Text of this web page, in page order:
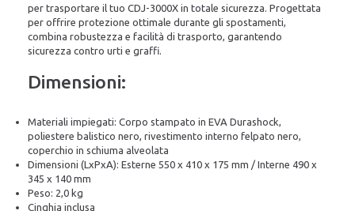
per trasportare il tuo CDJ-3000X in totale sicurezza. Progettata
per offrire protezione ottimale durante gli spostamenti,
combina robustezza e facilità di trasporto, garantendo
sicurezza contro urti e graffi.
Dimensioni:
Materiali impiegati: Corpo stampato in EVA Durashock,
poliestere balistico nero, rivestimento interno felpato nero,
coperchio in schiuma alveolata
Dimensioni (LxPxA): Esterne 550 x 410 x 175 mm / Interne 490 x
345 x 140 mm
Peso: 2,0 kg
Cinghia inclusa